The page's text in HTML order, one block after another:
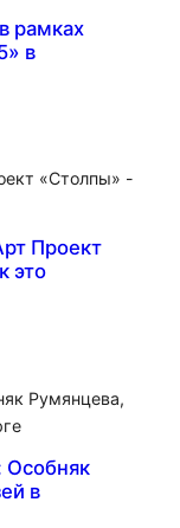
рамках
в
Проект
это
Особняк
в